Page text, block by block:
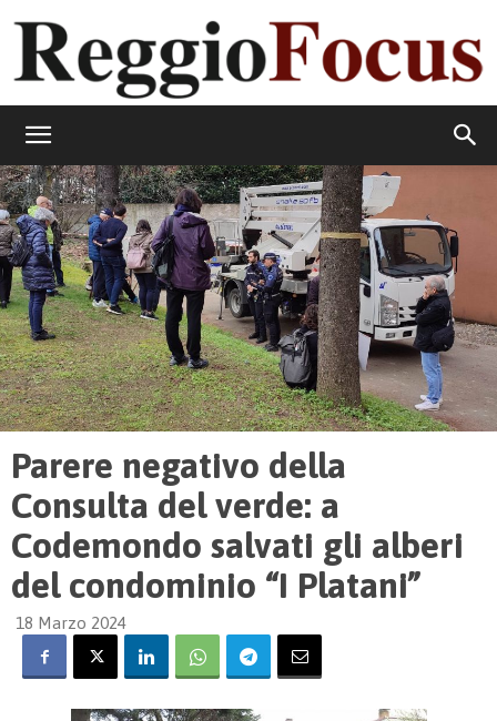
Parere negativo della
Consulta del verde: a
Codemondo salvati gli alberi
del condominio “I Platani”
18 Marzo 2024